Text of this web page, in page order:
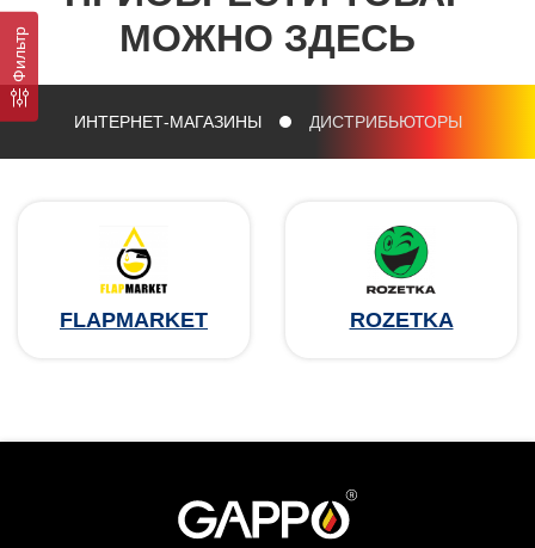
Фильтр
МОЖНО ЗДЕСЬ
ИНТЕРНЕТ-МАГАЗИНЫ ДИСТРИБЬЮТОРЫ
FLAPMARKET ROZETKA